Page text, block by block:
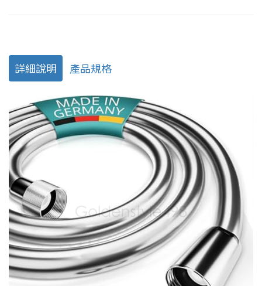
詳細說明 產品規格